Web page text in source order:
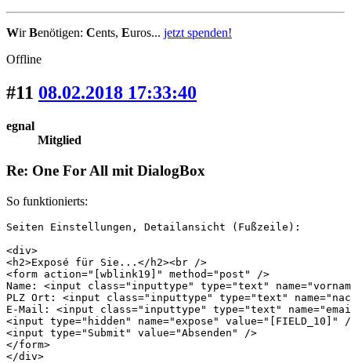
WirBenötigen: Cents, Euros... jetzt spenden!
Offline
#11 08.02.2018 17:33:40
egnal
Mitglied
Re: One For All mit DialogBox
So funktionierts:
Seiten Einstellungen, Detailansicht (Fußzeile):
<div>
<h2>Exposé für Sie...</h2><br />
<form action="[wblink19]" method="post" />
Name: <input class="inputtype" type="text"
PLZ Ort: <input class="inputtype" type="text"
E-Mail: <input class="inputtype" type="text"
<input type="hidden" name="expose" value="[FIELD_10]"
<input type="Submit" value="Absenden" />
</form>
</div>